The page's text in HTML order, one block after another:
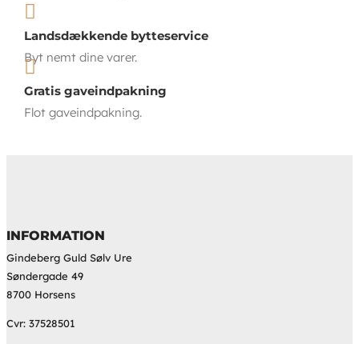

Landsdækkende bytteservice
Byt nemt dine varer.

Gratis gaveindpakning
Flot gaveindpakning.
INFORMATION
Gindeberg Guld Sølv Ure
Søndergade 49
8700 Horsens
Cvr: 37528501